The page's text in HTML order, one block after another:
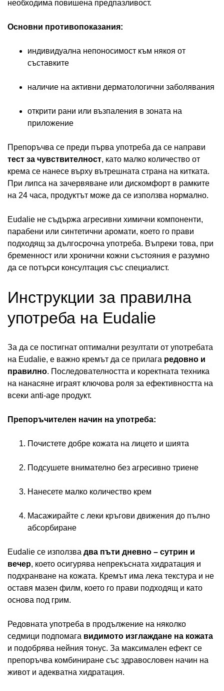
необходима повишена предпазливост.
Основни противопоказания:
индивидуална непоносимост към някоя от
съставките
наличие на активни дерматологични заболявания
открити рани или възпаления в зоната на
приложение
Препоръчва се преди първа употреба да се направи
тест за чувствителност, като малко количество от
крема се нанесе върху вътрешната страна на китката.
При липса на зачервяване или дискомфорт в рамките
на 24 часа, продуктът може да се използва нормално.
Eudalie не съдържа агресивни химични компоненти,
парабени или синтетични аромати, което го прави
подходящ за дългосрочна употреба. Въпреки това, при
бременност или хронични кожни състояния е разумно
да се потърси консултация със специалист.
Инструкции за правилна
употреба на Eudalie
За да се постигнат оптимални резултати от употребата
на Eudalie, е важно кремът да се прилага редовно и
правилно. Последователността и коректната техника
на нанасяне играят ключова роля за ефективността на
всеки anti-age продукт.
Препоръчителен начин на употреба:
Почистете добре кожата на лицето и шията
Подсушете внимателно без агресивно триене
Нанесете малко количество крем
Масажирайте с леки кръгови движения до пълно
абсорбиране
Eudalie се използва два пъти дневно – сутрин и
вечер, което осигурява непрекъсната хидратация и
подхранване на кожата. Кремът има лека текстура и не
оставя мазен филм, което го прави подходящ и като
основа под грим.
Редовната употреба в продължение на няколко
седмици подпомага видимото изглаждане на кожата
и подобрява нейния тонус. За максимален ефект се
препоръчва комбиниране със здравословен начин на
живот и адекватна хидратация.